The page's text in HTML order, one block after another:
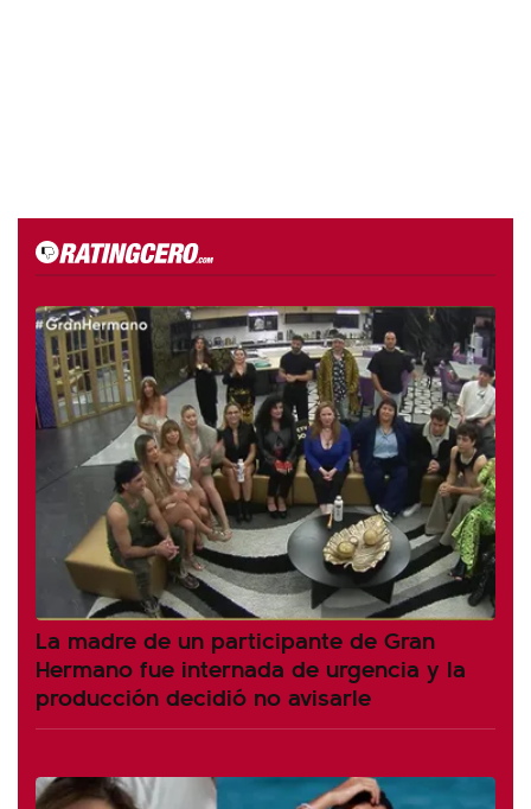
La madre de un participante de Gran
Hermano fue internada de urgencia y la
producción decidió no avisarle